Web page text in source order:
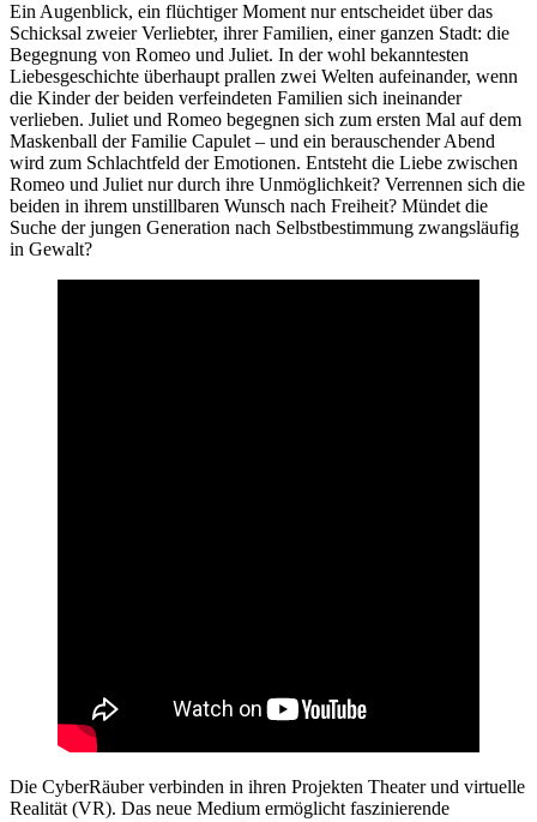
Ein Augenblick, ein flüchtiger Moment nur entscheidet über das
Schicksal zweier Verliebter, ihrer Familien, einer ganzen Stadt: die
Begegnung von Romeo und Juliet. In der wohl bekanntesten
Liebesgeschichte überhaupt prallen zwei Welten aufeinander, wenn
die Kinder der beiden verfeindeten Familien sich ineinander
verlieben. Juliet und Romeo begegnen sich zum ersten Mal auf dem
Maskenball der Familie Capulet – und ein berauschender Abend
wird zum Schlachtfeld der Emotionen. Entsteht die Liebe zwischen
Romeo und Juliet nur durch ihre Unmöglichkeit? Verrennen sich die
beiden in ihrem unstillbaren Wunsch nach Freiheit? Mündet die
Suche der jungen Generation nach Selbstbestimmung zwangsläufig
in Gewalt?
Die CyberRäuber verbinden in ihren Projekten Theater und virtuelle
Realität (VR). Das neue Medium ermöglicht faszinierende